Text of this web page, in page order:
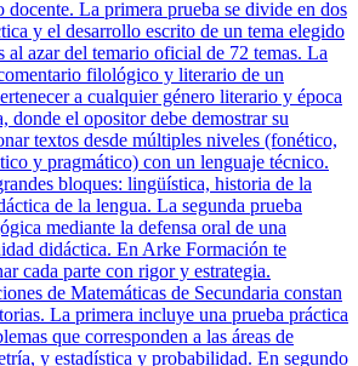
docente. La primera prueba se divide en dos
y el desarrollo escrito de un tema elegido
al azar del temario oficial de 72 temas. La
filológico y literario de un
a cualquier género literario y época
donde el opositor debe demostrar su
textos desde múltiples niveles (fonético,
y pragmático) con un lenguaje técnico.
bloques: lingüística, historia de la
de la lengua. La segunda prueba
mediante la defensa oral de una
didáctica. En Arke Formación te
cada parte con rigor y estrategia.
de Matemáticas de Secundaria constan
La primera incluye una prueba práctica
que corresponden a las áreas de
y estadística y probabilidad. En segundo